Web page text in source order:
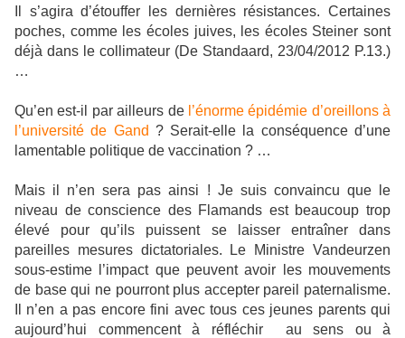
Il s’agira d’étouffer les dernières résistances. Certaines
poches, comme les écoles juives, les écoles Steiner sont
déjà dans le collimateur (De Standaard, 23/04/2012 P.13.)
…
Qu’en est-il par ailleurs de l’énorme épidémie d’oreillons à
l’université de Gand ? Serait-elle la conséquence d’une
lamentable politique de vaccination ? …
Mais il n’en sera pas ainsi ! Je suis convaincu que le
niveau de conscience des Flamands est beaucoup trop
élevé pour qu’ils puissent se laisser entraîner dans
pareilles mesures dictatoriales. Le Ministre Vandeurzen
sous-estime l’impact que peuvent avoir les mouvements
de base qui ne pourront plus accepter pareil paternalisme.
Il n’en a pas encore fini avec tous ces jeunes parents qui
aujourd’hui commencent à réfléchir
au sens ou à